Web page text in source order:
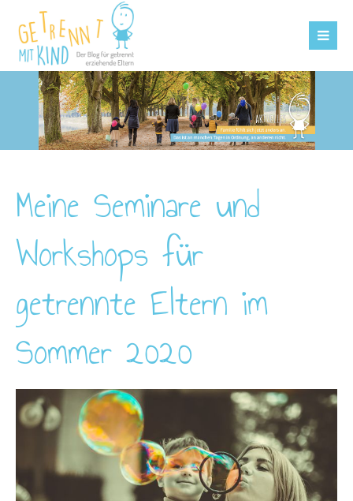
Meine Seminare und
Workshops für
getrennte Eltern im
Sommer 2020